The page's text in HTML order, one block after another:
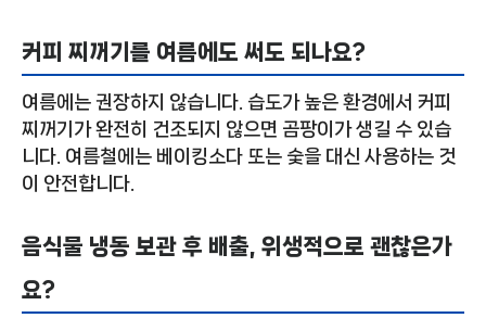
커피 찌꺼기를 여름에도 써도 되나요?
여름에는 권장하지 않습니다. 습도가 높은 환경에서 커피
찌꺼기가 완전히 건조되지 않으면 곰팡이가 생길 수 있습
니다. 여름철에는 베이킹소다 또는 숯을 대신 사용하는 것
이 안전합니다.
음식물 냉동 보관 후 배출, 위생적으로 괜찮은가
요?